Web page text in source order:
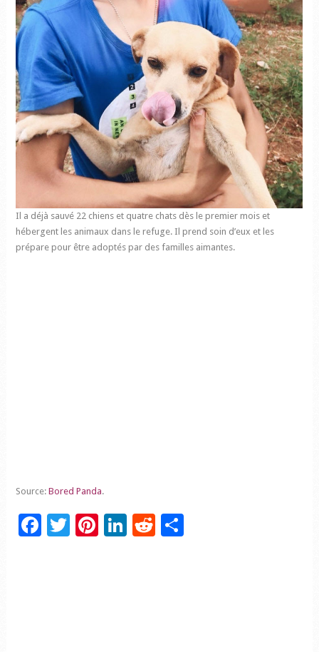
Il a déjà sauvé 22 chiens et quatre chats dès le premier mois et
hébergent les animaux dans le refuge. Il prend soin d’eux et les
prépare pour être adoptés par des familles aimantes.
Source: Bored Panda.
Facebook
Twitter
Pinterest
LinkedIn
RedditPartager